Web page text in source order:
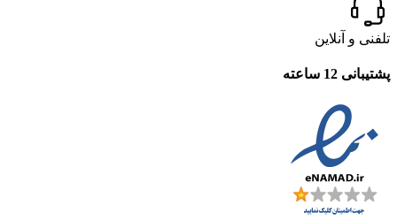
تلفنی و آنلاین
پشتیبانی 12 ساعته